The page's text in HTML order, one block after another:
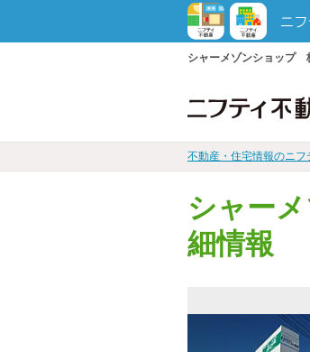
シャーメゾンショップ
不動産・住宅情報のニフ
シャー
細情報